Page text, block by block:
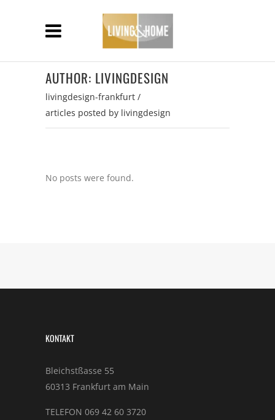
AUTHOR: LIVINGDESIGN
livingdesign-frankfurt /
articles posted by livingdesign
No posts were found.
KONTAKT
Bleichstßasse 55
60313 Frankfurt am Main
TELEFON 069 42 60 3720